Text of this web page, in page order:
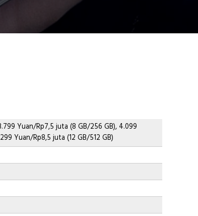
Yuan/Rp7,5 juta (8 GB/256 GB), 4.099
Yuan/Rp8,5 juta (12 GB/512 GB)